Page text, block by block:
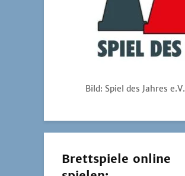
Bild: Spiel des Jahres e.V.
Brettspiele online